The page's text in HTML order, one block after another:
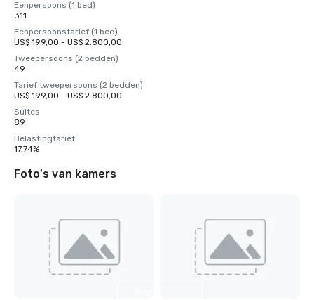
Eenpersoons (1 bed)
311
Eenpersoonstarief (1 bed)
US$ 199,00 - US$ 2.800,00
Tweepersoons (2 bedden)
49
Tarief tweepersoons (2 bedden)
US$ 199,00 - US$ 2.800,00
Suites
89
Belastingtarief
17,74%
Foto's van kamers